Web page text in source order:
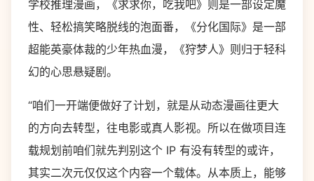
学校推理漫画，《求求你，吃我吧》则是一部设定魔
性、轻松搞笑略脱线的泡面番，《分化国际》是一部
超能英豪体裁的少年热血漫，《狩梦人》则归于轻科
幻的心思悬疑剧。
“咱们一开端便做好了计划，就是从动态漫画往更大
的方向去转型，往电影或真人影视。所以在做项目连
载规划前咱们就先判别这个 IP 有没有转型的或许，
其实二次元仅仅这个内容一个载体。从本质上，能够